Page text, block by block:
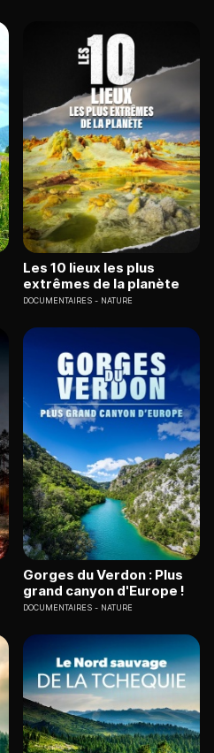
Les 10 lieux les plus
extrêmes de la planète
DOCUMENTAIRES NATURE
Gorges du Verdon : Plus
grand canyon d'Europe !
DOCUMENTAIRES NATURE